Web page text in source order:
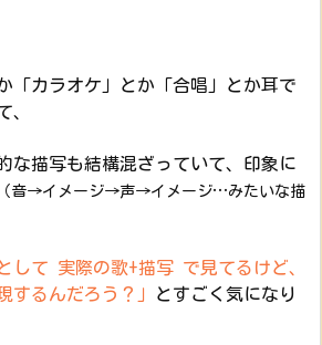
「カラオケ」とか「合唱」とか耳で
、
な描写も結構混ざっていて、印象に
（音→イメージ→声→イメージ…みたいな描
して 実際の歌+描写 で見てるけど、
するんだろう？」
とすごく気になり